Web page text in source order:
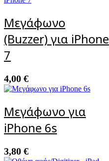
Μεγάφωνο
(Buzzer) για iPhone
7
4,00 €
Μεγάφωνο για
iPhone 6s
3,80 €